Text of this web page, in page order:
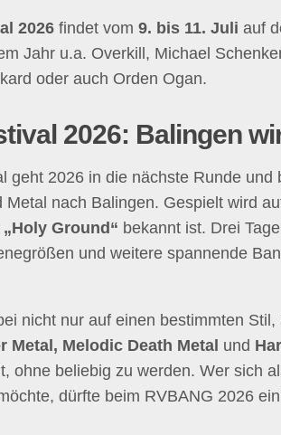
2026 findet vom 9. bis 11. Juli auf
Jahr u.a. Overkill, Michael
oder auch Orden Ogan.
2026: Balingen
geht 2026 in die nächste Runde
Metal nach Balingen. Gespielt wird
„Holy Ground“ bekannt ist. Drei
und weitere spannende
nicht nur auf einen bestimmten
Metal, Melodic Death Metal und
ohne beliebig zu werden. Wer sich
dürfte beim RVBANG 2026